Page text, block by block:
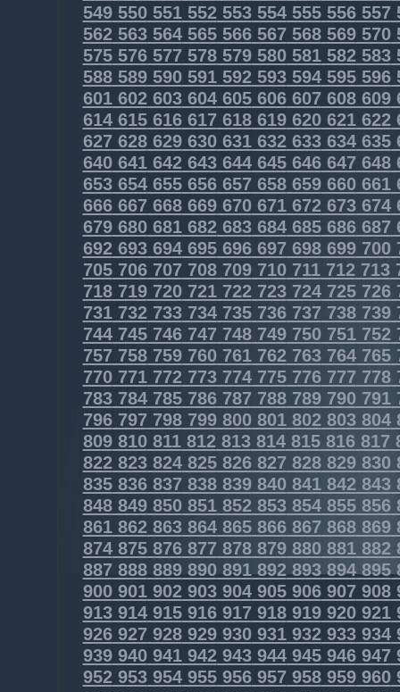
549550551552553554555556557
562563564565566567568569570
575576577578579580581582583
588589590591592593594595596
601602603604605606607608609
614615616617618619620621622
627628629630631632633634635
640641642643644645646647648
653654655656657658659660661
666667668669670671672673674
679680681682683684685686687
692693694695696697698699700
705706707708709710711712713
718719720721722723724725726
731732733734735736737738739
744745746747748749750751752
757758759760761762763764765
770771772773774775776777 778
783784785786787 788789790 791
796797798799800801802803804
809810811812813814815816817
822823824825826827 828829830
835836837 838839840841842843
848849850851852853854855856
861862863864865866867 868869
874875876877 878879880 881882
887888889890891892893894895
900901902903904905906907908
913914915916917918919920921
926927928929930931932933934
939940941942943944945946947
952953954955956957958959960